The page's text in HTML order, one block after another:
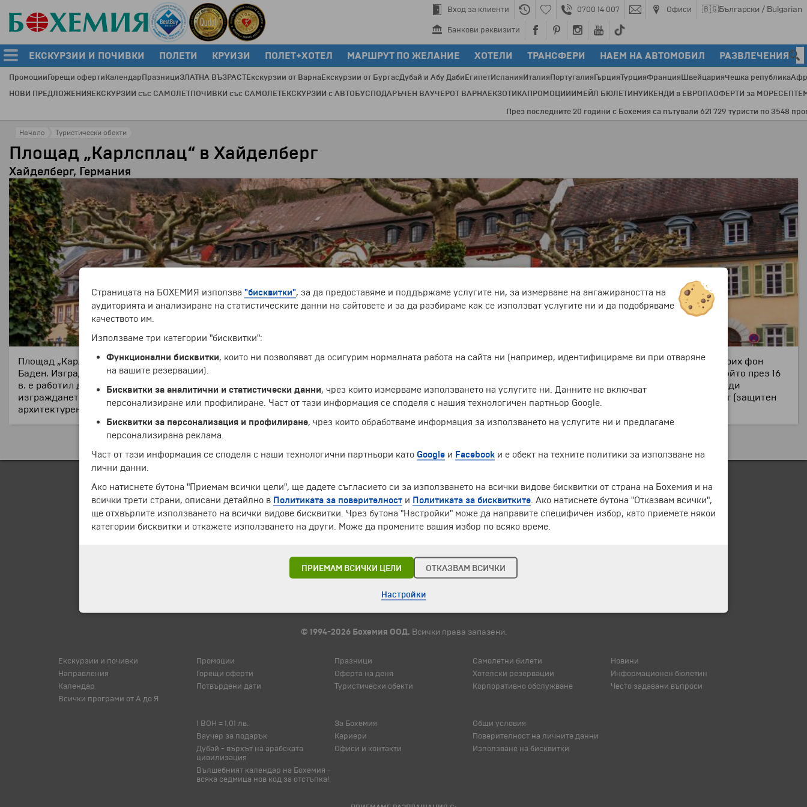
Вход за клиенти 0700 14 007 Офиси 🇧🇬Български / Bulgarian
Банкови реквизити
ЕКСКУРЗИИ И ПОЧИВКИ ПОЛЕТИ КРУИЗИ ПОЛЕТ+ХОТЕЛ МАРШРУТ ПО ЖЕЛАНИЕ ХОТЕЛИ ТРАНСФЕРИ НАЕМ НА АВТОМОБИЛ РАЗВЛЕЧЕНИЯ
ПромоцииГорещи офертиКалендарПразнициЗЛАТНА ВЪЗРАСТЕкскурзии от ВарнаЕкскурзии от БургасДубай и Абу ДабиЕгипетИспанияИталияПортугалияГърцияТурцияФранцияШвейцарияЧешка република
НОВИ ПРЕДЛОЖЕНИЯЕКСКУРЗИИ със САМОЛЕТПОЧИВКИ със САМОЛЕТЕКСКУРЗИИ с АВТОБУСПОДАРЪЧЕН ВАУЧЕРОТ ВАРНАЕКЗОТИКАПРОМОЦИИИМЕЙЛ БЮЛЕТИНУИКЕНДИ в ЕВРОПАОФЕРТИ за МОРЕ
През последните 20 години с Бохемия са пътували 621 729 туристи по 3548
Начало Туристически обекти
Площад „Карлсплац“ в Хайделберг
Хайделберг, Германия
Площад „Карлсплац“ в Хайделберг е разположен на главната градска улица, в подножието на Хайделбергския замък и носи името на херцог Карл Фридрих фон
Баден. Изграден е през 1805 г. на мястото на разрушения францискански манастир. В средата му се издига фонтан, посветен на Себастиан Мюнстер, който през 16
в. е работил дълги години в манастира. Фонтанът е дело на скулптура Михаел Шонхолц и е поставен тук през 1978 г., когато площадът е преустроен заради
изграждането на подземен паркинг под него. Площадът е заобиколен от Хайделбергската академия на науките, двореца „
Boisser
“, къщата на Росхирт (защитен
архитектурен паметник) и две от най-старите и известни хайделбергски студентски кръчми.
ЧЛЕН НА
© 1994-2026 Бохемия ООД. Всички права запазени.
Екскурзии и почивки
Направления
Календар
Всички програми от А до Я
Промоции
Горещи оферти
Потвърдени дати
Празници
Оферта на деня
Туристически обекти
Самолетни билети
Хотелски резервации
Корпоративно обслужване
Новини
Информационен бюлетин
Често задавани въпроси
1 BOH = 1,01 лв.
Ваучер за подарък
Дубай - върхът на арабската
цивилизация
Вълшебният календар на Бохемия -
всяка седмица нов код за отстъпка!
За Бохемия
Кариери
Офиси и контакти
Общи условия
Поверителност на личните данни
Използване на бисквитки
Страницата на БОХЕМИЯ използва "бисквитки", за да предоставяме и поддържаме услугите ни, за измерване на ангажираността на
аудиторията и анализиране на статистическите данни на сайтовете и за да разбираме как се използват услугите ни и да подобряваме
качеството им.
Използваме три категории "бисквитки":
Функционални бисквитки, които ни позволяват да осигурим нормалната работа на сайта ни (например, идентифицираме ви при отваряне
на вашите резервации).
Бисквитки за аналитични и статистически данни, чрез които измерваме използването на услугите ни. Данните не включват
персонализиране или профилиране. Част от тази информация се споделя с нашия технологичен партньор Google.
Бисквитки за персонализация и профилиране, чрез които обработваме информация за използването на услугите ни и предлагаме
персонализирана реклама.
Част от тази информация се споделя с наши технологични партньори като Google и Facebook и е обект на техните политики за използване на
лични данни.
Ако натиснете бутона "Приемам всички цели", ще дадете съгласието си за използването на всички видове бисквитки от страна на Бохемия и на
всички трети страни, описани детайлно в Политиката за поверителност и Политиката за бисквитките . Ако натиснете бутона "Отказвам всички",
ще отхвърлите използването на всички видове бисквитки. Чрез бутона "Настройки" може да направите специфичен избор, като приемете някои
категории бисквитки и откажете използването на други. Може да промените вашия избор по всяко време.
ПРИЕМАМ ВСИЧКИ ЦЕЛИ ОТКАЗВАМ ВСИЧКИ
Настройки